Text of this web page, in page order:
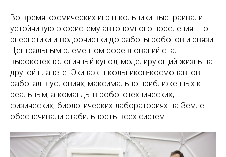
Во время космических игр школьники выстраивали
устойчивую экосистему автономного поселения — от
энергетики и водоочистки до работы роботов и связи.
Центральным элементом соревнований стал
высокотехнологичный купол, моделирующий жизнь на
другой планете. Экипаж школьников-космонавтов
работал в условиях, максимально приближенных к
реальным, а команды в робототехнических,
физических, биологических лабораториях на Земле
обеспечивали стабильность всех систем.